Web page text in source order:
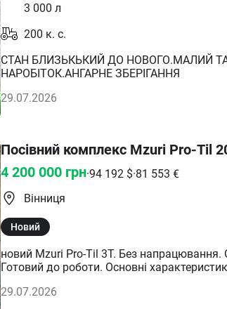
3 000 л
200 к. с.
СТАН БЛИЗЬКЬКИЙ ДО НОВОГО.МАЛИЙ
НАРОБІТОК.АНГАРНЕ ЗБЕРІГАННЯ
29.07.2026
Посівний комплекс Mzuri Pro-Til
4 200 000 грн·94 192 $·81 553 €
Вінниця
Новий
новий Mzuri Pro-Til 3T. Без напрацювання.
Готовий до роботи. Основні
Міцна рама та надійні робочі органи •
29.07.2026